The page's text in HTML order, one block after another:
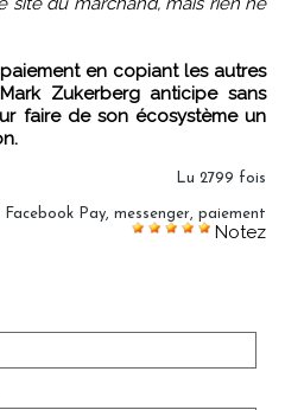
en copiant les autres
Zukerberg anticipe sans
faire de son écosystème un
Lu 2799 fois
Facebook Pay, messenger, paiement
Notez